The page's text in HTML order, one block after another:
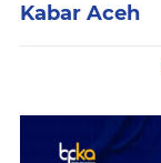
Kabar Aceh